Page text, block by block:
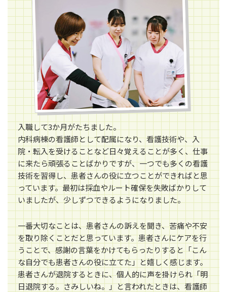
入職して3か月がたちました。
内科病棟の看護師として配属になり、看護技術や、入
院・転入を受けることなど日々覚えることが多く、仕事
に来たら頑張ることばかりですが、一つでも多くの看護
技術を習得し、患者さんの役に立つことができればと思
っています。最初は採血やルート確保を失敗ばかりして
いましたが、少しずつできるようになりました。
一番大切なことは、患者さんの訴えを聞き、苦痛や不安
を取り除くことだと思っています。患者さんにケアを行
うことで、感謝の言葉をかけてもらったりすると「こん
な自分でも患者さんの役に立てた」と嬉しく感じます。
患者さんが退院するときに、個人的に声を掛けられ「明
日退院する。さみしいね。」と言われたときは、看護師